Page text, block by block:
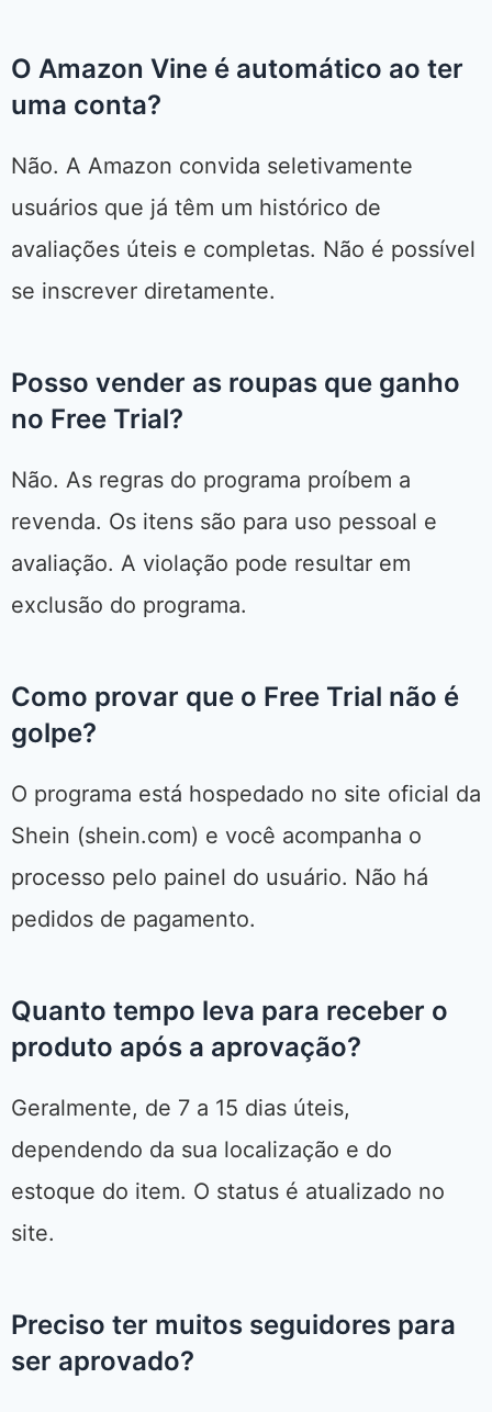
O Amazon Vine é automático ao ter
uma conta?
Não. A Amazon convida seletivamente
usuários que já têm um histórico de
avaliações úteis e completas. Não é possível
se inscrever diretamente.
Posso vender as roupas que ganho
no Free Trial?
Não. As regras do programa proíbem a
revenda. Os itens são para uso pessoal e
avaliação. A violação pode resultar em
exclusão do programa.
Como provar que o Free Trial não é
golpe?
O programa está hospedado no site oficial da
Shein (shein.com) e você acompanha o
processo pelo painel do usuário. Não há
pedidos de pagamento.
Quanto tempo leva para receber o
produto após a aprovação?
Geralmente, de 7 a 15 dias úteis,
dependendo da sua localização e do
estoque do item. O status é atualizado no
site.
Preciso ter muitos seguidores para
ser aprovado?